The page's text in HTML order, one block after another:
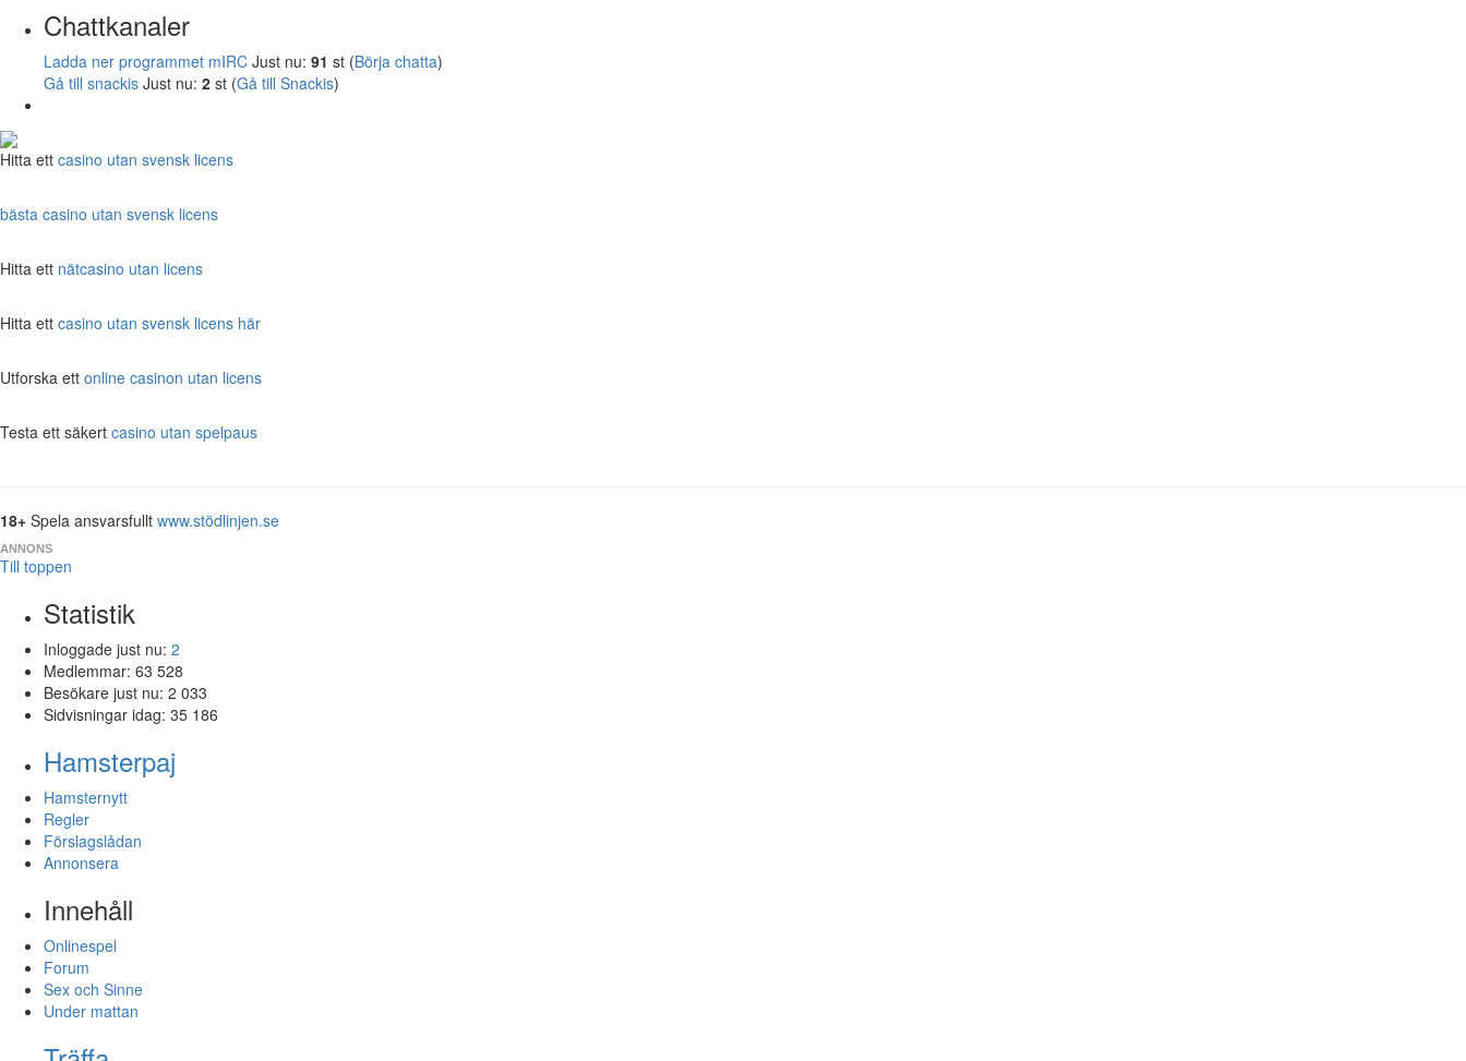
Chattkanaler
Ladda ner programmet mIRC Just nu: 91 st (Börja chatta)
Gå till snackis Just nu: 2 st (Gå till Snackis)
Hitta ett casino utan svensk licens
bästa casino utan svensk licens
Hitta ett nätcasino utan licens
Hitta ett casino utan svensk licens här
Utforska ett online casinon utan licens
Testa ett säkert casino utan spelpaus
18+ Spela ansvarsfullt www.stödlinjen.se
ANNONS
Till toppen
Statistik
Inloggade just nu: 2
Medlemmar: 63 528
Besökare just nu: 2 033
Sidvisningar idag: 35 186
Hamsterpaj
Hamsternytt
Regler
Förslagslådan
Annonsera
Innehåll
Onlinespel
Forum
Sex och Sinne
Under mattan